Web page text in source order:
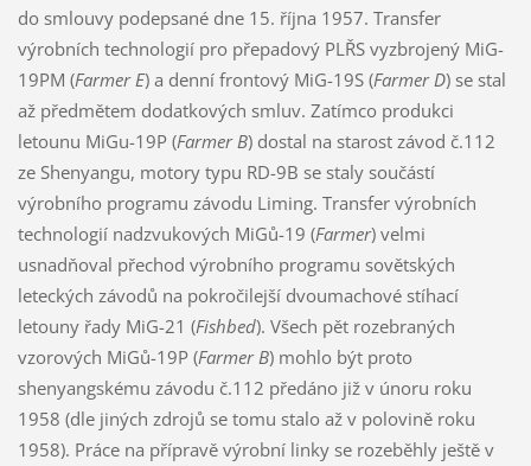
do smlouvy podepsané dne 15. října 1957. Transfer
výrobních technologií pro přepadový PLŘS vyzbrojený MiG-
19PM (Farmer E) a denní frontový MiG-19S (Farmer D) se stal
až předmětem dodatkových smluv. Zatímco produkci
letounu MiGu-19P (Farmer B) dostal na starost závod č.112
ze Shenyangu, motory typu RD-9B se staly součástí
výrobního programu závodu Liming. Transfer výrobních
technologií nadzvukových MiGů-19 (Farmer) velmi
usnadňoval přechod výrobního programu sovětských
leteckých závodů na pokročilejší dvoumachové stíhací
letouny řady MiG-21 (Fishbed). Všech pět rozebraných
vzorových MiGů-19P (Farmer B) mohlo být proto
shenyangskému závodu č.112 předáno již v únoru roku
1958 (dle jiných zdrojů se tomu stalo až v polovině roku
1958). Práce na přípravě výrobní linky se rozeběhly ještě v